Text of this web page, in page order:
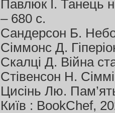
Павлюк І. Танець
– 680 с.
Сандерсон Б.
Сіммонс Д.
Скалці Д. Війна
Стівенсон Н.
Цисінь Лю.
Київ : BookChef,